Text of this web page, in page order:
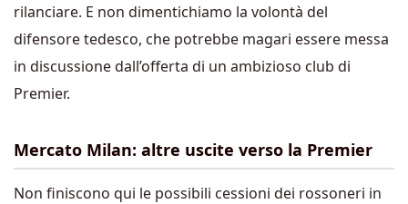
rilanciare. E non dimentichiamo la volontà del
difensore tedesco, che potrebbe magari essere messa
in discussione dall’offerta di un ambizioso club di
Premier.
Mercato Milan: altre uscite verso la Premier
Non finiscono qui le possibili cessioni dei rossoneri in